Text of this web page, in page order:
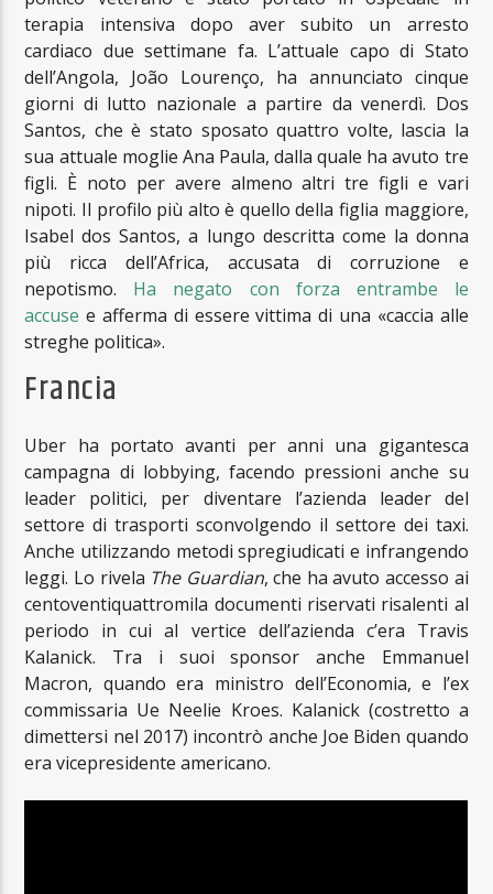
terapia intensiva dopo aver subito un arresto
cardiaco due settimane fa. L’attuale capo di Stato
dell’Angola, João Lourenço, ha annunciato cinque
giorni di lutto nazionale a partire da venerdì. Dos
Santos, che è stato sposato quattro volte, lascia la
sua attuale moglie Ana Paula, dalla quale ha avuto tre
figli. È noto per avere almeno altri tre figli e vari
nipoti. Il profilo più alto è quello della figlia maggiore,
Isabel dos Santos, a lungo descritta come la donna
più ricca dell’Africa, accusata di corruzione e
nepotismo. Ha negato con forza entrambe le
accuse e afferma di essere vittima di una «caccia alle
streghe politica».
Francia
Uber ha portato avanti per anni una gigantesca
campagna di lobbying, facendo pressioni anche su
leader politici, per diventare l’azienda leader del
settore di trasporti sconvolgendo il settore dei taxi.
Anche utilizzando metodi spregiudicati e infrangendo
leggi. Lo rivela The Guardian, che ha avuto accesso ai
centoventiquattromila documenti riservati risalenti al
periodo in cui al vertice dell’azienda c’era Travis
Kalanick. Tra i suoi sponsor anche Emmanuel
Macron, quando era ministro dell’Economia, e l’ex
commissaria Ue Neelie Kroes. Kalanick (costretto a
dimettersi nel 2017) incontrò anche Joe Biden quando
era vicepresidente americano.